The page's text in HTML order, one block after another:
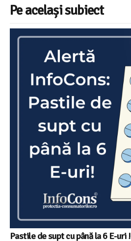
Pe același subiect
Pastile de supt cu până la 6 E-uri !